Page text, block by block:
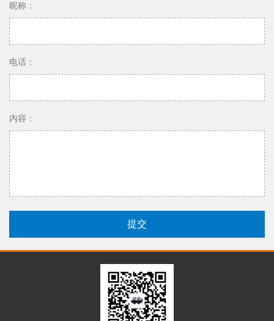
昵称：
电话：
内容：
提交